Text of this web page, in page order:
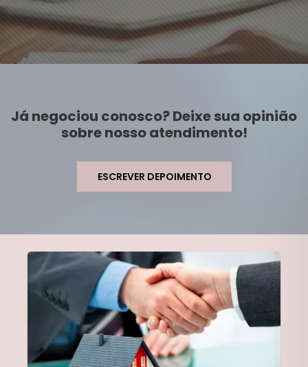
Já negociou conosco? Deixe sua opinião
sobre nosso atendimento!
ESCREVER DEPOIMENTO